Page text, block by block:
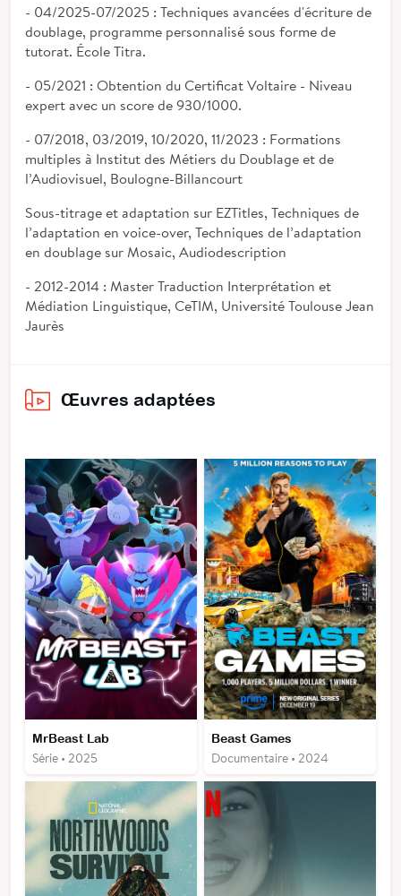
- 04/2025-07/2025 : Techniques avancées d'écriture de
doublage, programme personnalisé sous forme de
tutorat. École Titra.
- 05/2021 : Obtention du Certificat Voltaire - Niveau
expert avec un score de 930/1000.
- 07/2018, 03/2019, 10/2020, 11/2023 : Formations
multiples à Institut des Métiers du Doublage et de
l’Audiovisuel, Boulogne-Billancourt
Sous-titrage et adaptation sur EZTitles, Techniques de
l’adaptation en voice-over, Techniques de l’adaptation
en doublage sur Mosaic, Audiodescription
- 2012-2014 : Master Traduction Interprétation et
Médiation Linguistique, CeTIM, Université Toulouse Jean
Jaurès
Œuvres adaptées
MrBeast Lab
Série • 2025
Beast Games
Documentaire • 2024